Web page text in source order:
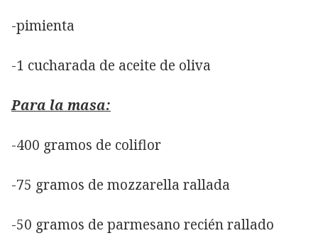
-pimienta
-1 cucharada de aceite de oliva
Para la masa:
-400 gramos de coliflor
-75 gramos de mozzarella rallada
-50 gramos de parmesano recién rallado